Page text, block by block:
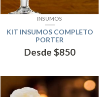
INSUMOS
KIT INSUMOS COMPLETO
PORTER
Desde $850